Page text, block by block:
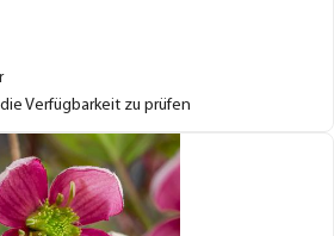
Verfügbarkeit zu prüfen